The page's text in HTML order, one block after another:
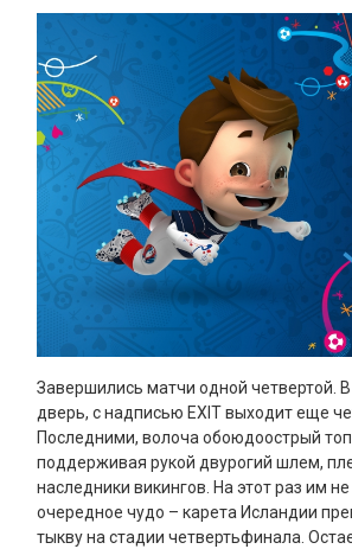
Завершились матчи одной четвертой.
дверь, с надписью EXIT выходит еще
Последними, волоча обоюдоострый
поддерживая рукой двурогий шлем,
наследники викингов. На этот раз им
очередное чудо – карета Исландии
тыкву на стадии четвертьфинала.